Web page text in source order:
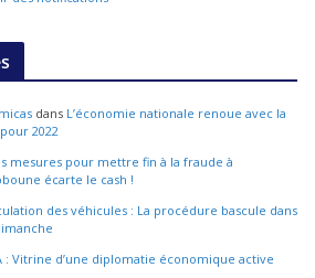
dans L’économie nationale renoue avec la
2022
mesures pour mettre fin à la fraude à
écarte le cash !
des véhicules : La procédure bascule dans
: Vitrine d’une diplomatie économique active